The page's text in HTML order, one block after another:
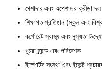
পেশাদার এবং অপেশাদার ক্রীড়া দল
শিক্ষাগত প্রতিষ্ঠান (স্কুল এবং
কর্পোরেট স্বাস্থ্য এবং সুস্থতা
খুচরা ব্র্যান্ড এবং পরিবেশক
ইস্পোর্টস সংস্থা এবং ইভেন্ট